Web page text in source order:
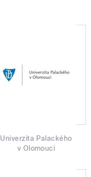
Univerzita Palackého
v Olomouci